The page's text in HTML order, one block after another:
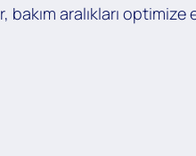
bakım aralıkları